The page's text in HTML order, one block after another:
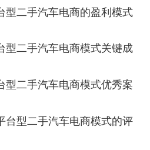
型二手汽车电商的盈利模式
型二手汽车电商模式关键成
型二手汽车电商模式优秀案
台型二手汽车电商模式的评